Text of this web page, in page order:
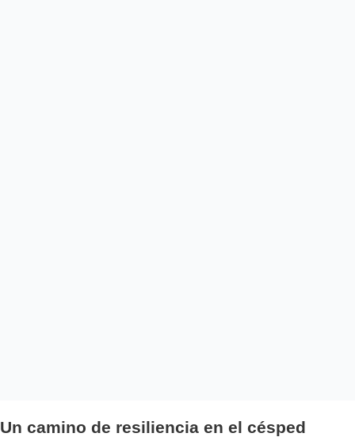
Un camino de resiliencia en el césped